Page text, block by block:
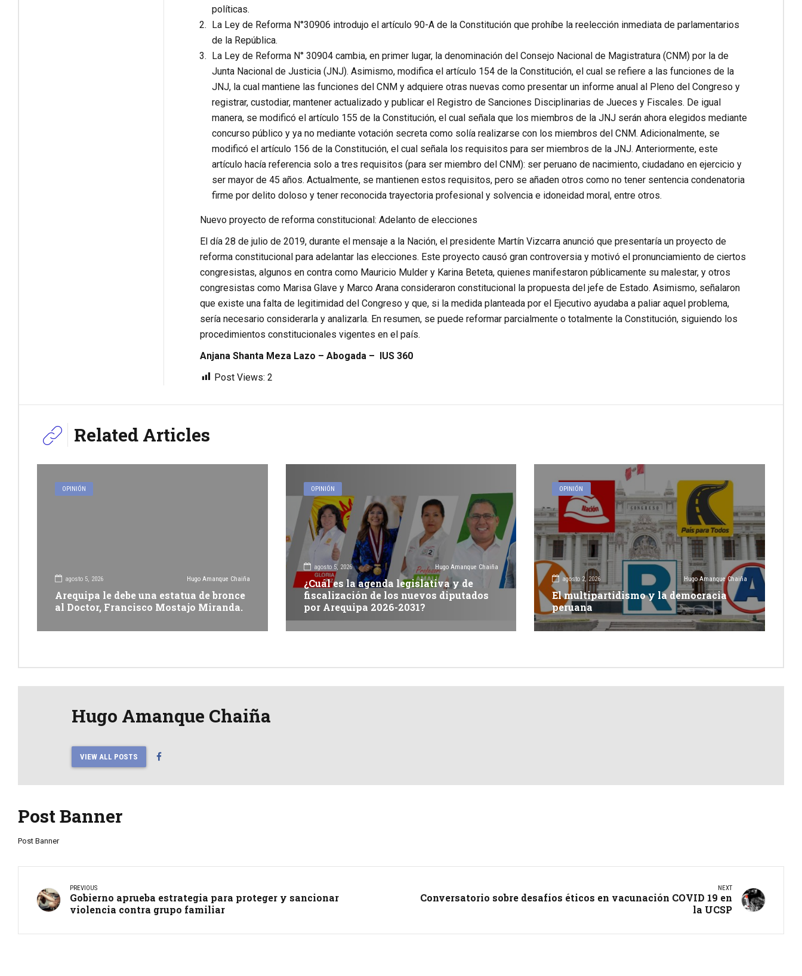
políticas.
La Ley de Reforma N°30906 introdujo el artículo 90-A de la Constitución que prohíbe la reelección inmediata de parlamentarios
de la República.
La Ley de Reforma N° 30904 cambia, en primer lugar, la denominación del Consejo Nacional de Magistratura (CNM) por la de
Junta Nacional de Justicia (JNJ). Asimismo, modifica el artículo 154 de la Constitución, el cual se refiere a las funciones de la
JNJ, la cual mantiene las funciones del CNM y adquiere otras nuevas como presentar un informe anual al Pleno del Congreso y
registrar, custodiar, mantener actualizado y publicar el Registro de Sanciones Disciplinarias de Jueces y Fiscales. De igual
manera, se modificó el artículo 155 de la Constitución, el cual señala que los miembros de la JNJ serán ahora elegidos mediante
concurso público y ya no mediante votación secreta como solía realizarse con los miembros del CNM. Adicionalmente, se
modificó el artículo 156 de la Constitución, el cual señala los requisitos para ser miembros de la JNJ. Anteriormente, este
artículo hacía referencia solo a tres requisitos (para ser miembro del CNM): ser peruano de nacimiento, ciudadano en ejercicio y
ser mayor de 45 años. Actualmente, se mantienen estos requisitos, pero se añaden otros como no tener sentencia condenatoria
firme por delito doloso y tener reconocida trayectoria profesional y solvencia e idoneidad moral, entre otros.
Nuevo proyecto de reforma constitucional: Adelanto de elecciones
El día 28 de julio de 2019, durante el mensaje a la Nación, el presidente Martín Vizcarra anunció que presentaría un proyecto de
reforma constitucional para adelantar las elecciones. Este proyecto causó gran controversia y motivó el pronunciamiento de ciertos
congresistas, algunos en contra como Mauricio Mulder y Karina Beteta, quienes manifestaron públicamente su malestar, y otros
congresistas como Marisa Glave y Marco Arana consideraron constitucional la propuesta del jefe de Estado. Asimismo, señalaron
que existe una falta de legitimidad del Congreso y que, si la medida planteada por el Ejecutivo ayudaba a paliar aquel problema,
sería necesario considerarla y analizarla. En resumen, se puede reformar parcialmente o totalmente la Constitución, siguiendo los
procedimientos constitucionales vigentes en el país.
Anjana Shanta Meza Lazo – Abogada – IUS 360
Post Views: 2
Related Articles
OPINIÓN
agosto 5, 2026 Hugo Amanque Chaiña
Arequipa le debe una estatua de bronce
al Doctor, Francisco Mostajo Miranda.
OPINIÓN
agosto 5, 2026 Hugo Amanque Chaiña
¿Cuál es la agenda legislativa y de
fiscalización de los nuevos diputados
por Arequipa 2026-2031?
OPINIÓN
agosto 2, 2026 Hugo Amanque Chaiña
El multipartidismo y la democracia
peruana
Hugo Amanque Chaiña
VIEW ALL POSTS
Post Banner
Post Banner
PREVIOUS
Gobierno aprueba estrategia para proteger y sancionar
violencia contra grupo familiar
NEXT
Conversatorio sobre desafíos éticos en vacunación COVID 19 en
la UCSP